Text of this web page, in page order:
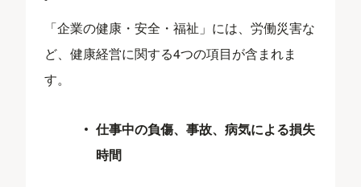
「企業の健康・安全・福祉」には、労働災害な
ど、健康経営に関する4つの項目が含まれま
す。
仕事中の負傷、事故、病気による損失
時間